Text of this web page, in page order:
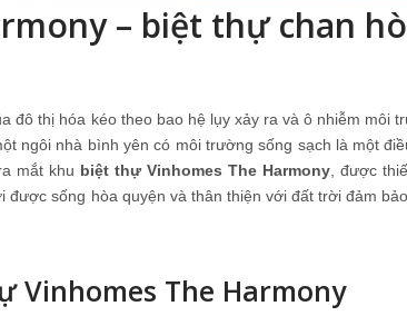
– biệt thự chan
đô thị hóa kéo theo bao hệ lụy xảy ra và ô nhiễm môi
ngôi nhà bình yên có môi trường sống sạch là một
mắt khu biệt thự Vinhomes The Harmony, được
sống hòa quyện và thân thiện với đất trời đảm
Vinhomes The Harmony